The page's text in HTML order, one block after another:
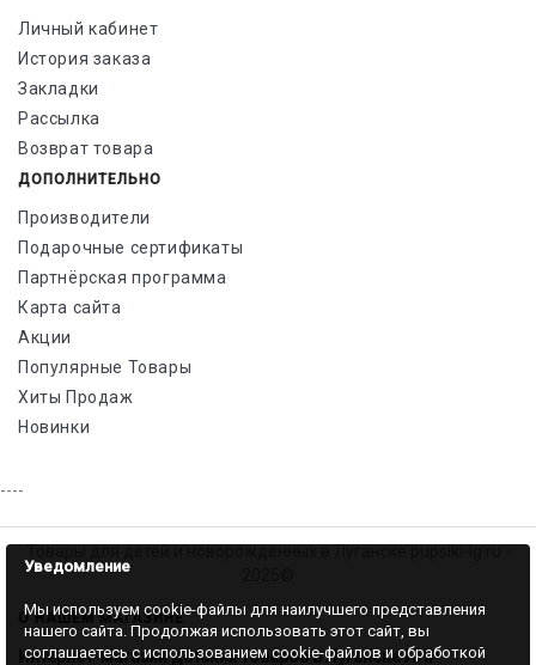
Личный кабинет
История заказа
Закладки
Рассылка
Возврат товара
ДОПОЛНИТЕЛЬНО
Производители
Подарочные сертификаты
Партнёрская программа
Карта сайта
Акции
Популярные Товары
Хиты Продаж
Новинки
----
Товары для детей и новорожденных в Луганске pupsiki-lg.ru -
О НАШЕМ МАГАЗИНЕ
Интернет-магазин детских товаров в Луганске ЛНР.
Уведомление
Мы используем cookie-файлы для наилучшего представления
нашего сайта. Продолжая использовать этот сайт, вы
соглашаетесь с использованием cookie-файлов и обработкой